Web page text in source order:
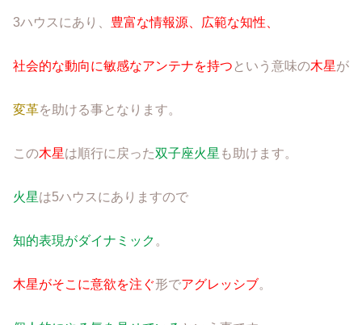
3ハウスにあり、 豊富な情報源、広範な知性、
社会的な動向に敏感なアンテナを持つ という意味の木星が
変革を助ける事となります。
この木星は順行に戻った双子座火星 も助けます。
火星は5ハウスにありますので
知的表現がダイナミック。
木星がそこに意欲を注ぐ形でアグレッシブ。